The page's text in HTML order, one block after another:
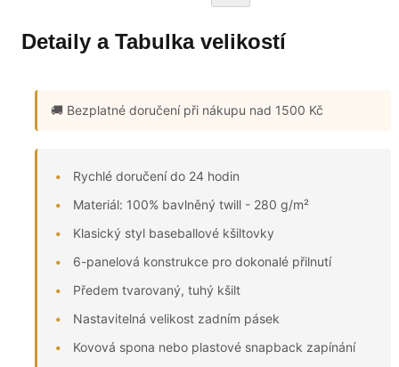
Detaily a Tabulka velikostí
🚚 Bezplatné doručenípři nákupu nad 1500 Kč
Rychlé doručení do 24 hodin
Materiál: 100% bavlněný twill - 280 g/m²
Klasický styl baseballové kšiltovky
6-panelová konstrukce pro dokonalé přilnutí
Předem tvarovaný, tuhý kšilt
Nastavitelná velikost zadním pásek
Kovová spona nebo plastové snapback zapínání